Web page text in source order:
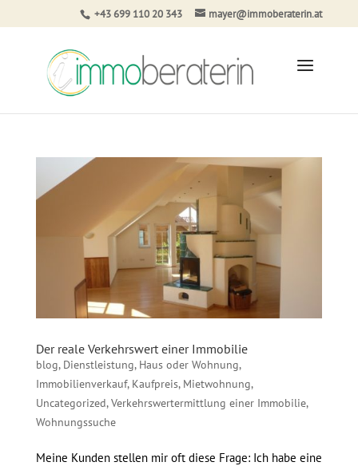
+43 699 110 20 343 mayer@immoberaterin.at
Der reale Verkehrswert einer Immobilie
blog, Dienstleistung, Haus oder Wohnung,
Immobilienverkauf, Kaufpreis, Mietwohnung,
Uncategorized,Verkehrswertermittlung einer Immobilie,
Wohnungssuche
Meine Kunden stellen mir oft diese Frage: Ich habe eine